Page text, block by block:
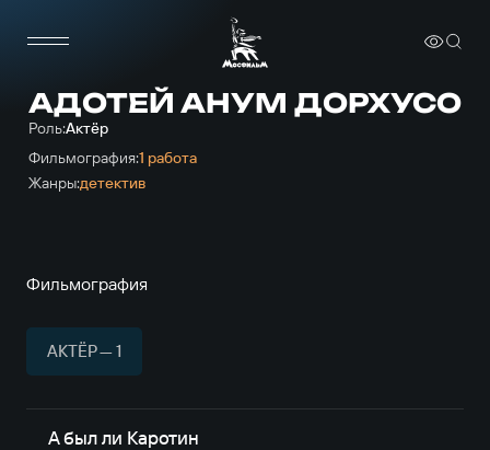
АДОТЕЙ АНУМ ДОРХУСО
Роль:Актёр
Фильмография:1 работа
Жанры:детектив
Фильмография
АКТЁР — 1
А был ли Каротин